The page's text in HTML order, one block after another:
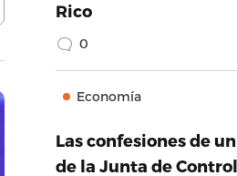
Rico
0
Economía
Las confesiones de
de la Junta de